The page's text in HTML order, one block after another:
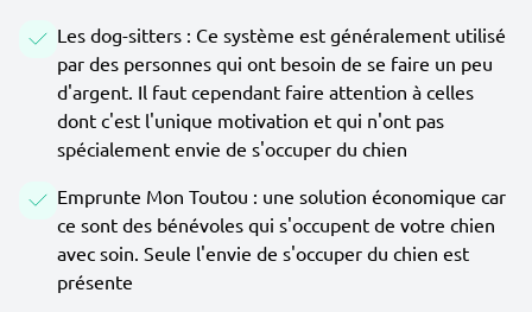
Les dog-sitters : Ce système est généralement utilisé
par des personnes qui ont besoin de se faire un peu
d'argent. Il faut cependant faire attention à celles
dont c'est l'unique motivation et qui n'ont pas
spécialement envie de s'occuper du chien
Emprunte Mon Toutou : une solution économique car
ce sont des bénévoles qui s'occupent de votre chien
avec soin. Seule l'envie de s'occuper du chien est
présente